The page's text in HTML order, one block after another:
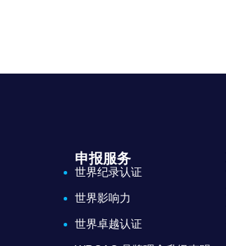
申报服务
世界纪录认证
世界影响力
世界卓越认证